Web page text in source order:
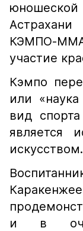
КЭМПО-
участие
Кэмпо
или
вид
является
искусством.
и в